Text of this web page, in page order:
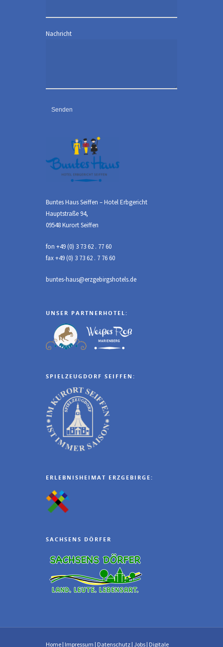
Nachricht
Buntes Haus Seiffen – Hotel Erbgericht
Hauptstraße 94,
09548 Kurort Seiffen
fon +49 (0) 3 73 62 . 77 60
fax +49 (0) 3 73 62 . 7 76 60
buntes-haus@erzgebirgshotels.de
UNSER PARTNERHOTEL:
SPIELZEUGDORF SEIFFEN:
ERLEBNISHEIMAT ERZGEBIRGE:
SACHSENS DÖRFER
Home | Impressum | Datenschutz | Jobs | Digitale